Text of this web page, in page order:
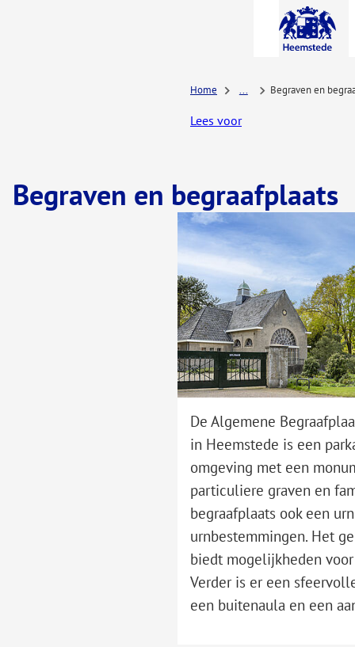
A-Z-
menu
Home Begraven en
Lees voor
Begraven en begraafplaats
De Algemene
in Heemstede is een
omgeving met een
particuliere graven en
begraafplaats ook een
urnbestemmingen. Het
biedt mogelijkheden
Verder is er een
een buitenaula en een